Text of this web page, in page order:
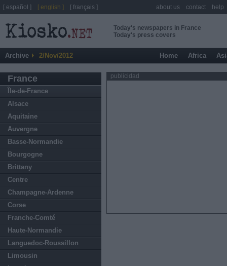
Today's newspapers in France
Today's press covers
Archive 2/Nov/2012 Home Africa
France
Île-de-France
Alsace
Aquitaine
Auvergne
Basse-Normandie
Bourgogne
Brittany
Centre
Champagne-Ardenne
Corse
Franche-Comté
Haute-Normandie
Languedoc-Roussillon
Limousin
publicidad
[ español ] [ english ] [ français ] about us contact help